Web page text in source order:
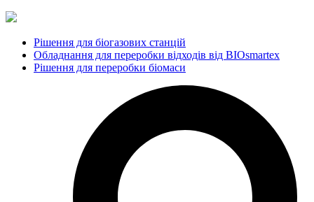
Рішення для біогазових станцій
Обладнання для переробки відходів від BIOsmartex
Рішення для переробки біомаси